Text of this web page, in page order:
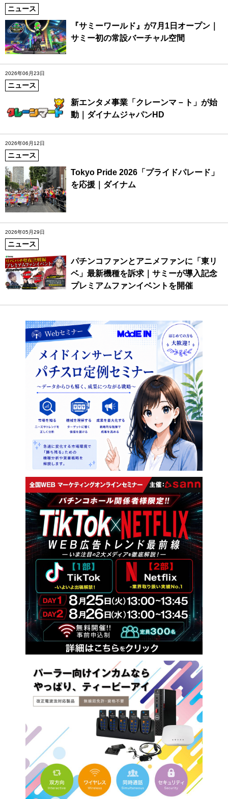
ニュース
『サミーワールド』が7月1日オープン｜
サミー初の常設バーチャル空間
2026年06月23日
ニュース
新エンタメ事業「クレーンマ－ト」が始
動｜ダイナムジャパンHD
2026年06月12日
ニュース
Tokyo Pride 2026「プライドパレード」
を応援｜ダイナム
2026年05月29日
ニュース
パチンコファンとアニメファンに「東リ
ベ」最新機種を訴求｜サミーが導入記念
プレミアムファンイベントを開催